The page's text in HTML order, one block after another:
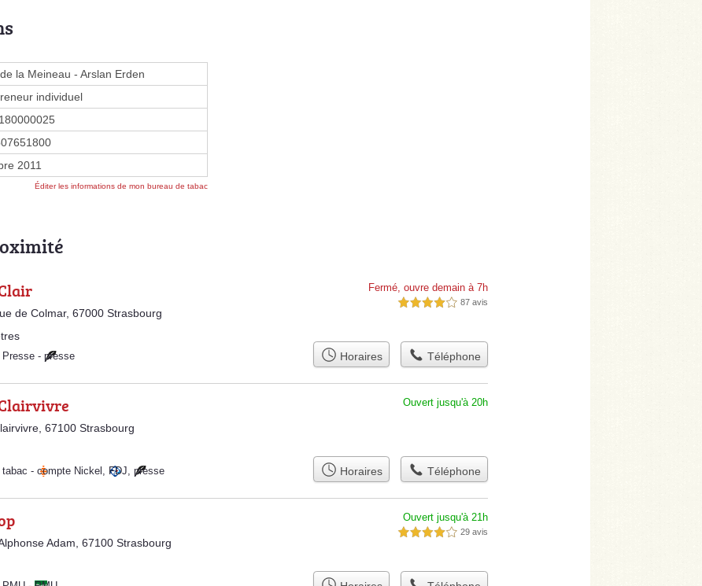
la Meineau - Arslan Erden
individuel
2011
Éditer les informations de mon bureau de tabac
de Colmar, 67000 Strasbourg
Fermé, ouvre demain à 7h
4,0 étoiles sur 5 87 avis
Presse - presse Horaires Téléphone
67100 Strasbourg
Ouvert jusqu'à 20h
tabac - compte Nickel , FDJ, presse Horaires Téléphone
Adam, 67100 Strasbourg
Ouvert jusqu'à 21h
4,0 étoiles sur 5 29 avis